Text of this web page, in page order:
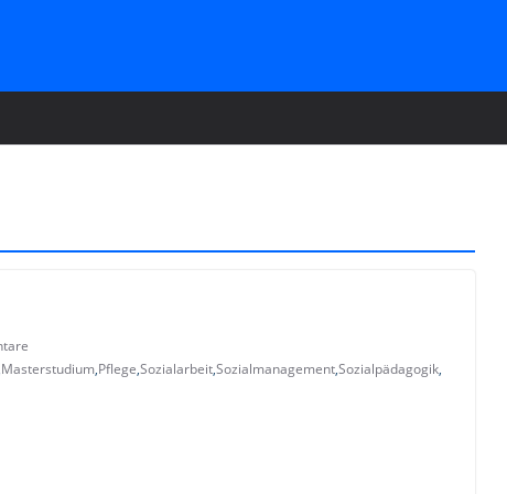
Masterstudium,Pflege,Sozialarbeit,Sozialmanagement,Sozialpädagogik,